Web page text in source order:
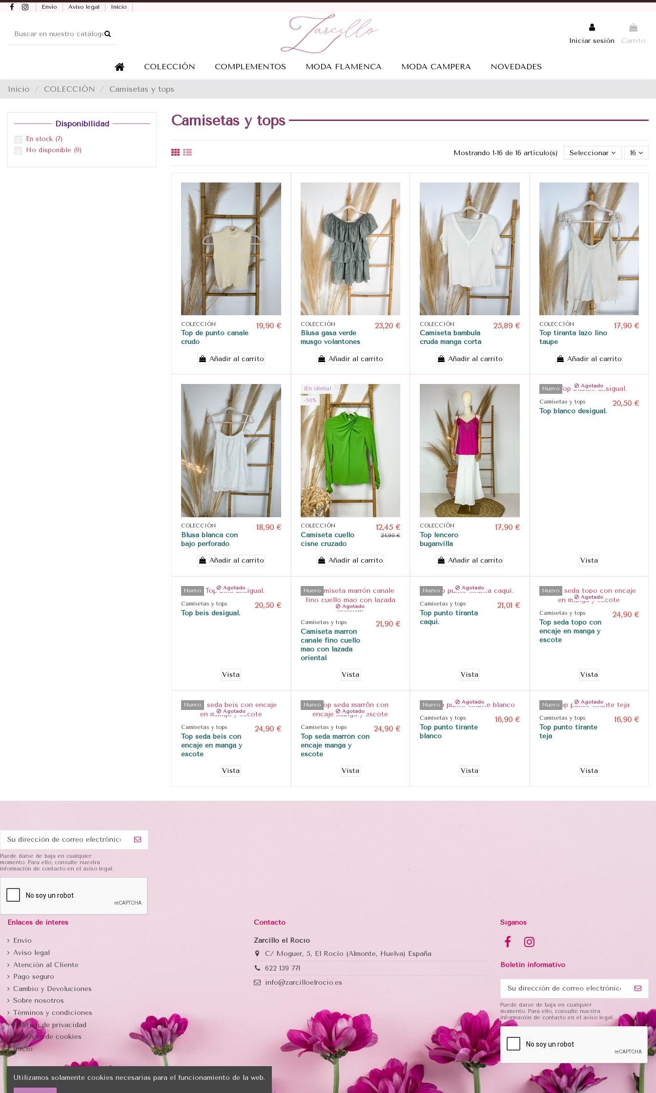
Envío Aviso legal Inicio
Iniciar sesión Carrito
COLECCIÓN COMPLEMENTOS MODA FLAMENCA MODA CAMPERA NOVEDADES
Inicio COLECCIÓN Camisetas y tops
Camisetas y tops
Mostrando 1-16 de 16 artículo(s) Seleccionar 16
COLECCIÓN
Top de punto canalé
crudo
19,90 €
Añadir al carrito
COLECCIÓN
Blusa gasa verde
musgo volantones
23,20 €
Añadir al carrito
COLECCIÓN
Camiseta bambula
cruda manga corta
25,89 €
Añadir al carrito
COLECCIÓN
Top tiranta lazo lino
taupe
17,90 €
Añadir al carrito
COLECCIÓN
Blusa blanca con
bajo perforado
18,90 €
Añadir al carrito
¡En oferta!
-50%
COLECCIÓN
Camiseta cuello
cisne cruzado
12,45 €
24,90 €
Añadir al carrito
COLECCIÓN
Top lencero
buganvilla
17,90 €
Añadir al carrito
Nuevo Agotado
Camisetas y tops
Top blanco desigual.
20,50 €
Vista
Nuevo Agotado
Camisetas y tops
Top beis desigual.
20,50 €
Vista
Nuevo
Agotado
Camisetas y tops
Camiseta marròn
canale fino cuello
mao con lazada
oriental
21,90 €
Vista
Nuevo Agotado
Camisetas y tops
Top punto tiranta
caqui.
21,01 €
Vista
Nuevo
Agotado
Camisetas y tops
Top seda topo con
encaje en manga y
escote
24,90 €
Vista
Nuevo
Agotado
Camisetas y tops
Top seda beis con
encaje en manga y
escote
24,90 €
Vista
Nuevo
Agotado
Camisetas y tops
Top seda marrôn con
encaje manga y
escote
24,90 €
Vista
Nuevo Agotado
Camisetas y tops
Top punto tirante
blanco
16,90 €
Vista
Nuevo Agotado
Camisetas y tops
Top punto tirante
teja
16,90 €
Vista
Disponibilidad
En stock (7)
No disponible (9)
Puede darse de baja en cualquier
momento. Para ello, consulte nuestra
información de contacto en el aviso legal.
Enlaces de interés
Envío
Aviso legal
Atención al Cliente
Pago seguro
Cambio y Devoluciones
Sobre nosotros
Términos y condiciones
Política de privacidad
Politicas de cookies
Inicio
Contacto
Zarcillo el Rocío
C/ Moguer, 5, El Rocío (Almonte, Huelva) España
622 139 771
info@zarcilloelrocio.es
Síganos
Boletin informativo
Puede darse de baja en cualquier
momento. Para ello, consulte nuestra
información de contacto en el aviso legal.
Utilizamos solamente cookies necesarias para el funcionamiento de la web.